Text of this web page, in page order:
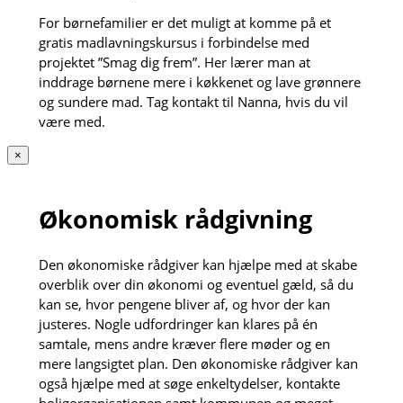
For børnefamilier er det muligt at komme på et
gratis madlavningskursus i forbindelse med
projektet ”Smag dig frem”. Her lærer man at
inddrage børnene mere i køkkenet og lave grønnere
og sundere mad. Tag kontakt til Nanna, hvis du vil
være med.
×
Økonomisk rådgivning
Den økonomiske rådgiver kan hjælpe med at skabe
overblik over din økonomi og eventuel gæld, så du
kan se, hvor pengene bliver af, og hvor der kan
justeres. Nogle udfordringer kan klares på én
samtale, mens andre kræver flere møder og en
mere langsigtet plan. Den økonomiske rådgiver kan
også hjælpe med at søge enkeltydelser, kontakte